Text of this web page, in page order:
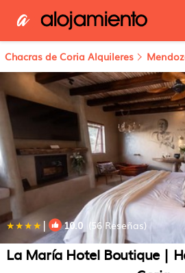
Chacras de Coria Alquileres
| 10.0 (56 Reseñas)
La María Hotel Boutique |